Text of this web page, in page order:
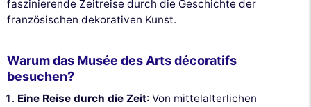
faszinierende Zeitreise durch die Geschichte der
französischen dekorativen Kunst.
Warum das Musée des Arts décoratifs
besuchen?
Eine Reise durch die Zeit: Von mittelalterlichen